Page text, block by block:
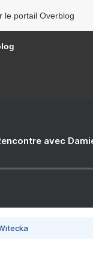
le portail Overblog
avec